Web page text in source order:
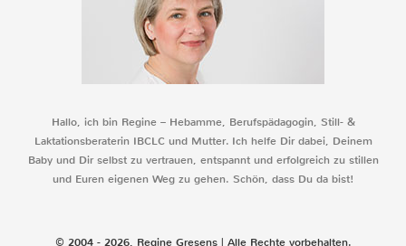
Hallo, ich bin Regine – Hebamme, Berufspädagogin, Still- &
Laktationsberaterin IBCLC und Mutter. Ich helfe Dir dabei, Deinem
Baby und Dir selbst zu vertrauen, entspannt und erfolgreich zu stillen
und Euren eigenen Weg zu gehen. Schön, dass Du da bist!
© 2004 - 2026, Regine Gresens | Alle Rechte vorbehalten.